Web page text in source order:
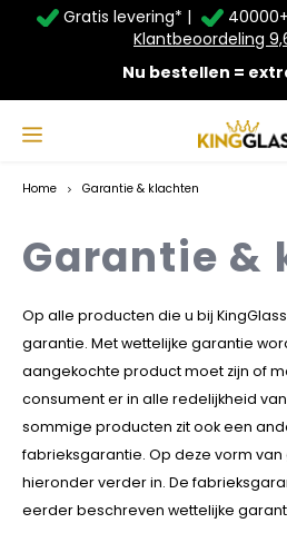
Service &
Contact
Bezorging
Montage
Betaalmethoden
Garantie
Veelgestelde vragen
Taal
Deutsch
Gratis levering* |
Klantbeoordeling
Nu bestellen =
Zomer Deals: Tot 20% korting
veranda's +€20extra
Home Garantie & klachten
Garantie &
Op alle producten die u bij
garantie. Met wettelijke garantie
aangekochte product moet zijn of
consument er in alle redelijkheid
sommige producten zit ook een
fabrieksgarantie. Op deze vorm
hieronder verder in. De
eerder beschreven wettelijke